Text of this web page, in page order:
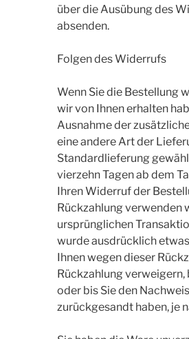
über die Ausübung des
absenden.
Folgen des Widerrufs
Wenn Sie die Bestellung
wir von Ihnen erhalten
Ausnahme der
eine andere Art der
Standardlieferung
vierzehn Tagen ab dem
Ihren Widerruf der
Rückzahlung verwenden
ursprünglichen
wurde ausdrücklich
Ihnen wegen dieser
Rückzahlung
oder bis Sie den
zurückgesandt haben, je